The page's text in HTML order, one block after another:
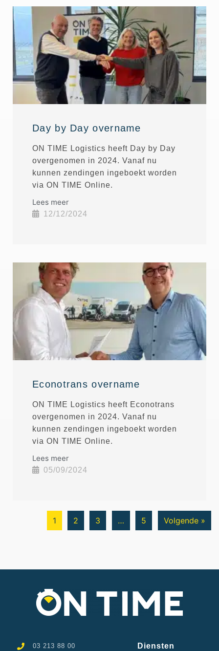
Day by Day overname
ON TIME Logistics heeft Day by Day
overgenomen in 2024. Vanaf nu
kunnen zendingen ingeboekt worden
via ON TIME Online.
Lees meer
12/12/2024
Econotrans overname
ON TIME Logistics heeft Econotrans
overgenomen in 2024. Vanaf nu
kunnen zendingen ingeboekt worden
via ON TIME Online.
Lees meer
05/09/2024
1 2 3 … 5 Volgende »
03 213 88 00
Diensten